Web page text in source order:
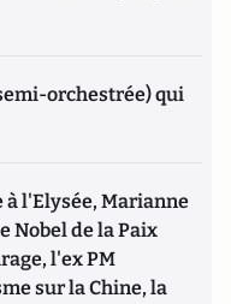
orchestrée) qui
à l'Elysée, Marianne
Nobel de la Paix
l'ex PM
sur la Chine, la